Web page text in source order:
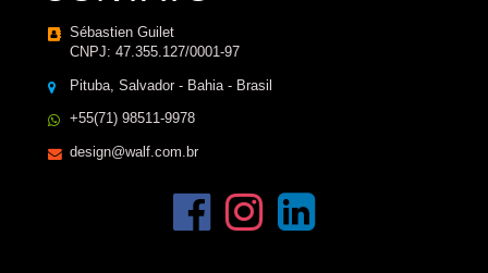
Sébastien Guilet
CNPJ: 47.355.127/0001-97
Pituba, Salvador - Bahia - Brasil
+55(71) 98511-9978
design@walf.com.br